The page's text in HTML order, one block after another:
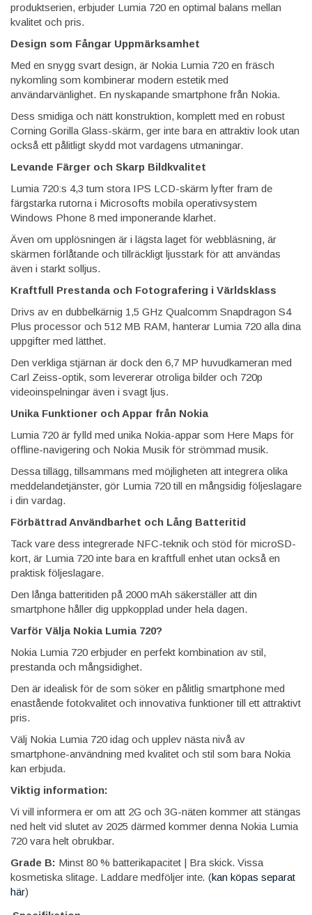
produktserien, erbjuder Lumia 720 en optimal balans mellan
kvalitet och pris.
Design som Fångar Uppmärksamhet
Med en snygg svart design, är Nokia Lumia 720 en fräsch
nykomling som kombinerar modern estetik med
användarvänlighet. En nyskapande smartphone från Nokia.
Dess smidiga och nätt konstruktion, komplett med en robust
Corning Gorilla Glass-skärm, ger inte bara en attraktiv look utan
också ett pålitligt skydd mot vardagens utmaningar.
Levande Färger och Skarp Bildkvalitet
Lumia 720:s 4,3 tum stora IPS LCD-skärm lyfter fram de
färgstarka rutorna i Microsofts mobila operativsystem
Windows Phone 8 med imponerande klarhet.
Även om upplösningen är i lägsta laget för webbläsning, är
skärmen förlåtande och tillräckligt ljusstark för att användas
även i starkt solljus.
Kraftfull Prestanda och Fotografering i Världsklass
Drivs av en dubbelkärnig 1,5 GHz Qualcomm Snapdragon S4
Plus processor och 512 MB RAM, hanterar Lumia 720 alla dina
uppgifter med lätthet.
Den verkliga stjärnan är dock den 6,7 MP huvudkameran med
Carl Zeiss-optik, som levererar otroliga bilder och 720p
videoinspelningar även i svagt ljus.
Unika Funktioner och Appar från Nokia
Lumia 720 är fylld med unika Nokia-appar som Here Maps för
offline-navigering och Nokia Musik för strömmad musik.
Dessa tillägg, tillsammans med möjligheten att integrera olika
meddelandetjänster, gör Lumia 720 till en mångsidig följeslagare
i din vardag.
Förbättrad Användbarhet och Lång Batteritid
Tack vare dess integrerade NFC-teknik och stöd för microSD-
kort, är Lumia 720 inte bara en kraftfull enhet utan också en
praktisk följeslagare.
Den långa batteritiden på 2000 mAh säkerställer att din
smartphone håller dig uppkopplad under hela dagen.
Varför Välja Nokia Lumia 720?
Nokia Lumia 720 erbjuder en perfekt kombination av stil,
prestanda och mångsidighet.
Den är idealisk för de som söker en pålitlig smartphone med
enastående fotokvalitet och innovativa funktioner till ett attraktivt
pris.
Välj Nokia Lumia 720 idag och upplev nästa nivå av
smartphone-användning med kvalitet och stil som bara Nokia
kan erbjuda.
Viktig information:
Vi vill informera er om att 2G och 3G-näten kommer att stängas
ned helt vid slutet av 2025 därmed kommer denna Nokia Lumia
720 vara helt obrukbar.
Grade B: Minst 80 % batterikapacitet | Bra skick. Vissa
kosmetiska slitage. Laddare medföljer inte. (kan köpas separat
här)